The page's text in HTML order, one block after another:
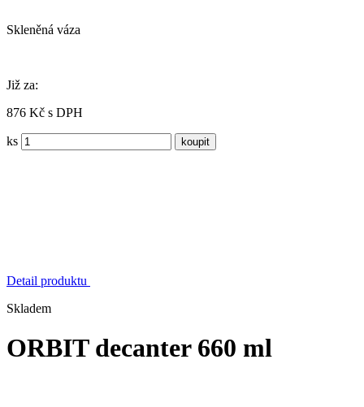
Skleněná váza
Již za:
876 Kč s DPH
ks
Detail produktu
Skladem
ORBIT decanter 660 ml